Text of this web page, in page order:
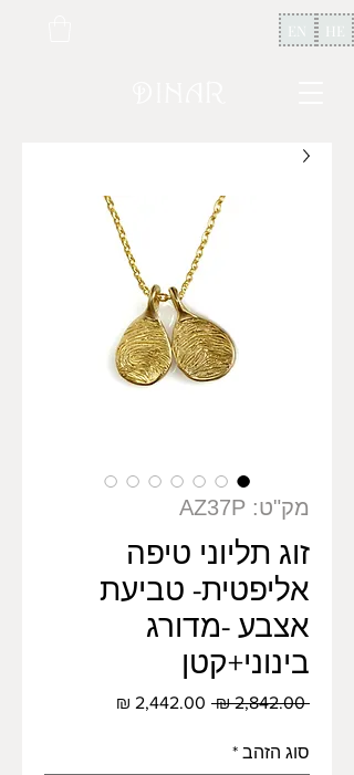
EN HE
מק"ט: AZ37P
זוג תליוני טיפה
אליפטית- טביעת
אצבע -מדורג
בינוני+קטן
‏2,842.00 ‏₪
מחיר
סוג הזהב *